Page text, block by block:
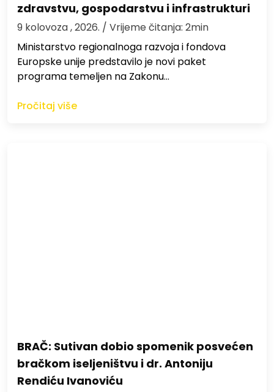
zdravstvu, gospodarstvu i infrastrukturi
9 kolovoza , 2026. / Vrijeme čitanja: 2min
Ministarstvo regionalnoga razvoja i fondova
Europske unije predstavilo je novi paket
programa temeljen na Zakonu…
Pročitaj više
BRAČ: Sutivan dobio spomenik posvećen
bračkom iseljeništvu i dr. Antoniju
Rendiću Ivanoviću